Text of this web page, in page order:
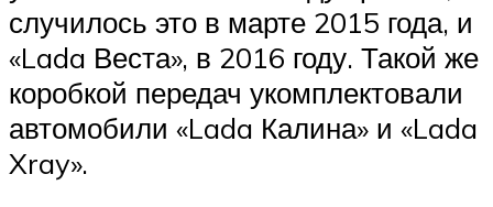
случилось это в марте 2015 года, и
«Lada Веста», в 2016 году. Такой же
коробкой передач укомплектовали
автомобили «Lada Калина» и «Lada
Xray».